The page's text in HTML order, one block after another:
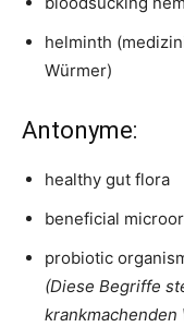
helminth
Würmer)
Antonyme:
healthy gut flora
beneficial
probiotic
(Diese Begriffe
krankmachenden